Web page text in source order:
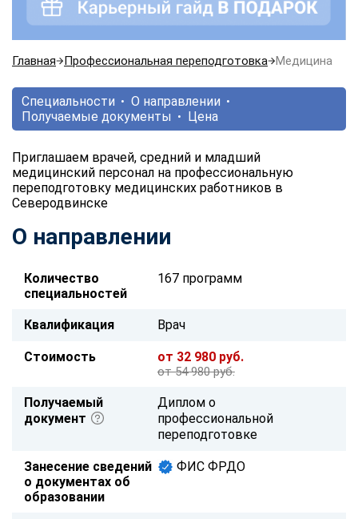
Главная Профессиональная переподготовка Медицина
Специальности
О направлении
Получаемые документы
Цена
Приглашаем врачей, средний и младший
медицинский персонал на профессиональную
переподготовку медицинских работников в
Северодвинске
О направлении
Количество
специальностей
167 программ
Квалификация Врач
Стоимость от 32 980 руб.
от 54 980 руб.
Получаемый
документ
Диплом о
профессиональной
переподготовке
Занесение сведений
о документах об
образовании
ФИС ФРДО